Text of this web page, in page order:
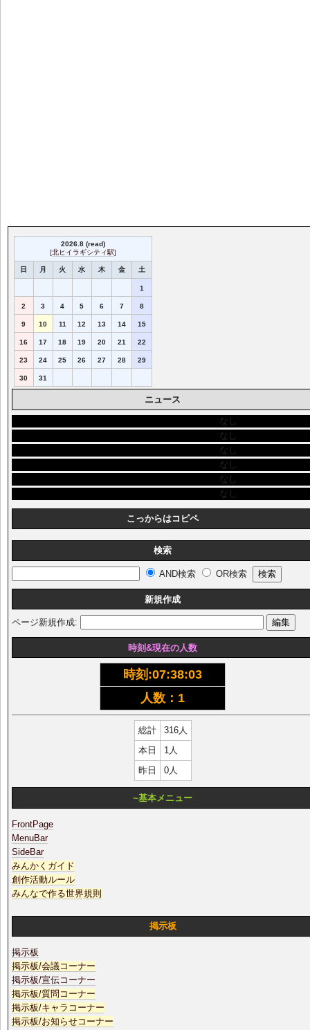
2026.8 (read)
[北ヒイラギシティ駅]
日 月 火 水 木 金 土
1
2 3 4 5 6 7 8
9 10 11 12 13 14 15
16 17 18 19 20 21 22
23 24 25 26 27 28 29
30 31
ニュース
こっからはコピペ
検索
AND検索 OR検索
新規作成
ページ新規作成:
時刻&現在の人数
時刻:07:38:03
人数：1
総計
316人
本日
1人
昨日
0人
~基本メニュー
FrontPage
MenuBar
SideBar
みんかくガイド
創作活動ルール
みんなで作る世界規則
掲示板
掲示板
掲示板/会議コーナー
掲示板/宣伝コーナー
掲示板/質問コーナー
掲示板/キャラコーナー
掲示板/お知らせコーナー